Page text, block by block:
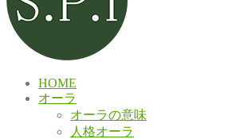
HOME
オーラ
オーラの意味
人格オーラ